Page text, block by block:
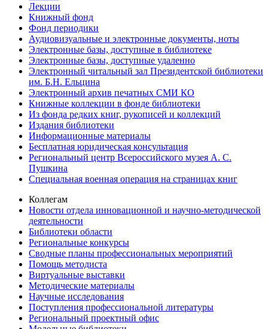
Лекции
Книжный фонд
Фонд периодики
Аудиовизуальные и электронные документы, ноты
Электронные базы, доступные в библиотеке
Электронные базы, доступные удаленно
Электронный читальный зал Президентской библиотеки
им. Б.Н. Ельцина
Электронный архив печатных СМИ КО
Книжные коллекции в фонде библиотеки
Из фонда редких книг, рукописей и коллекций
Издания библиотеки
Информационные материалы
Бесплатная юридическая консультация
Региональный центр Всероссийского музея А. С.
Пушкина
Специальная военная операция на страницах книг
Коллегам
Новости отдела инновационной и научно-методической
деятельности
Библиотеки области
Региональные конкурсы
Сводные планы профессиональных мероприятий
Помощь методиста
Виртуальные выставки
Методические материалы
Научные исследования
Поступления профессиональной литературы
Региональный проектный офис